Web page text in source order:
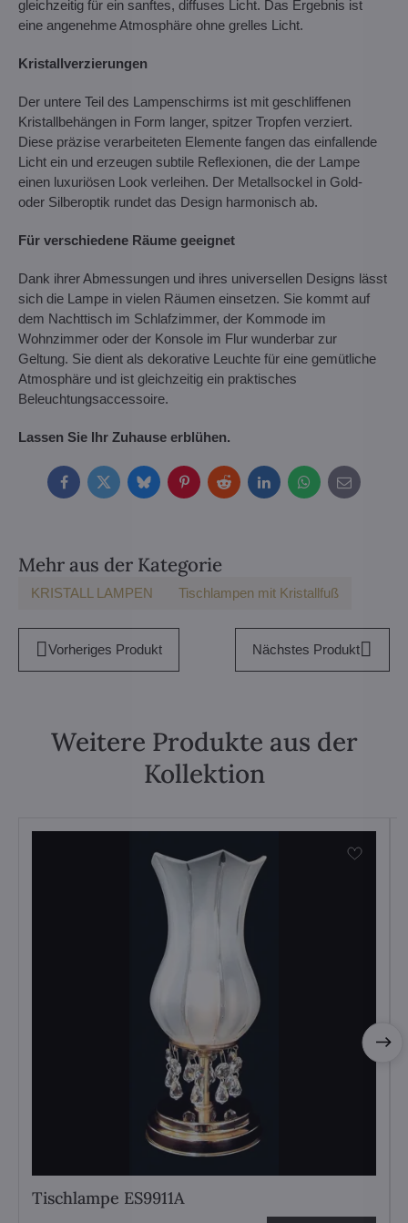
gleichzeitig für ein sanftes, diffuses Licht. Das Ergebnis ist
eine angenehme Atmosphäre ohne grelles Licht.
Kristallverzierungen
Der untere Teil des Lampenschirms ist mit geschliffenen
Kristallbehängen in Form langer, spitzer Tropfen verziert.
Diese präzise verarbeiteten Elemente fangen das einfallende
Licht ein und erzeugen subtile Reflexionen, die der Lampe
einen luxuriösen Look verleihen. Der Metallsockel in Gold-
oder Silberoptik rundet das Design harmonisch ab.
Für verschiedene Räume geeignet
Dank ihrer Abmessungen und ihres universellen Designs lässt
sich die Lampe in vielen Räumen einsetzen. Sie kommt auf
dem Nachttisch im Schlafzimmer, der Kommode im
Wohnzimmer oder der Konsole im Flur wunderbar zur
Geltung. Sie dient als dekorative Leuchte für eine gemütliche
Atmosphäre und ist gleichzeitig ein praktisches
Beleuchtungsaccessoire.
Lassen Sie Ihr Zuhause erblühen.
FacebookTwitterBlueskyPinterestRedditLinkedInWhatsApp
E-
mail
Mehr aus der Kategorie
KRISTALL LAMPEN Tischlampen mit Kristallfuß
Vorheriges Produkt Nächstes Produkt
Weitere Produkte aus der
Kollektion
Tischlampe ES9911A